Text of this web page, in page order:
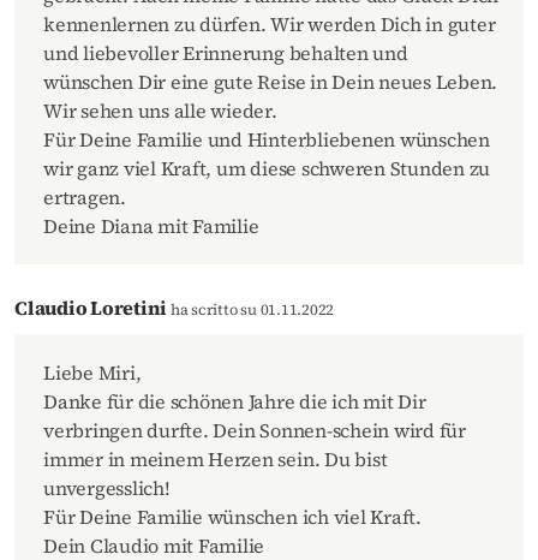
kennenlernen zu dürfen. Wir werden Dich in guter
und liebevoller Erinnerung behalten und
wünschen Dir eine gute Reise in Dein neues Leben.
Wir sehen uns alle wieder.
Für Deine Familie und Hinterbliebenen wünschen
wir ganz viel Kraft, um diese schweren Stunden zu
ertragen.
Deine Diana mit Familie
Claudio Loretini ha scritto su 01.11.2022
Liebe Miri,
Danke für die schönen Jahre die ich mit Dir
verbringen durfte. Dein Sonnen-schein wird für
immer in meinem Herzen sein. Du bist
unvergesslich!
Für Deine Familie wünschen ich viel Kraft.
Dein Claudio mit Familie